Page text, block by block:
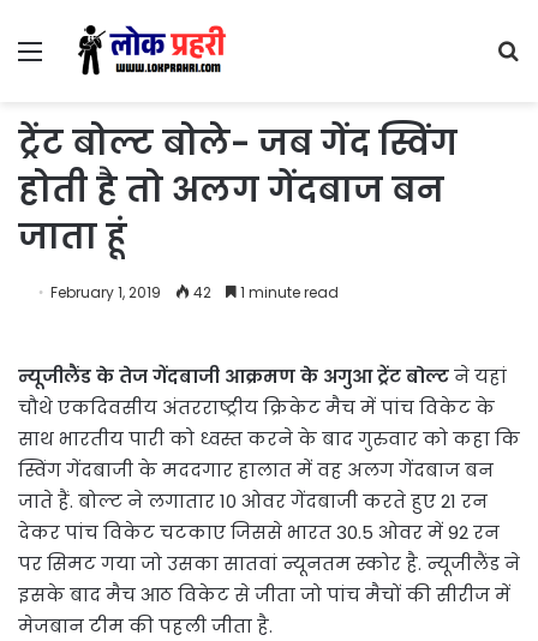
Menu
ट्रेंट बोल्ट बोले- जब गेंद स्विंग
होती है तो अलग गेंदबाज बन
जाता हूं
February 1, 2019 42 1 minute read
न्यूजीलैंड के तेज गेंदबाजी आक्रमण के अगुआ ट्रेंट बोल्टने यहां
चौथे एकदिवसीय अंतरराष्ट्रीय क्रिकेट मैच में पांच विकेट के
साथ भारतीय पारी को ध्वस्त करने के बाद गुरुवार को कहा कि
स्विंग गेंदबाजी के मददगार हालात में वह अलग गेंदबाज बन
जाते हैं. बोल्ट ने लगातार 10 ओवर गेंदबाजी करते हुए 21 रन
देकर पांच विकेट चटकाए जिससे भारत 30.5 ओवर में 92 रन
पर सिमट गया जो उसका सातवां न्यूनतम स्कोर है. न्यूजीलैंड ने
इसके बाद मैच आठ विकेट से जीता जो पांच मैचों की सीरीज में
मेजबान टीम की पहली जीता है.